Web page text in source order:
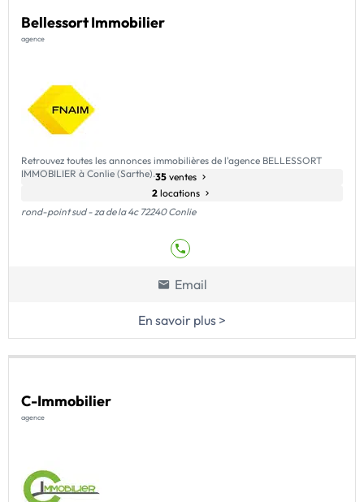
Bellessort Immobilier
agence
Retrouvez toutes les annonces immobilières de l'agence BELLESSORT
IMMOBILIER à Conlie (Sarthe).35 ventes
2 locations
rond-point sud - za de la 4c 72240 Conlie
Email
En savoir plus >
C-Immobilier
agence